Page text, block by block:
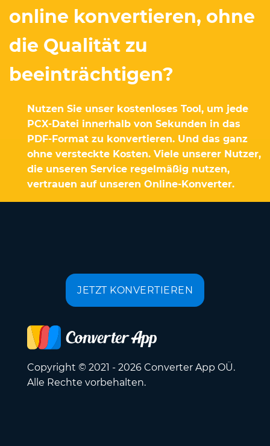
online konvertieren, ohne
die Qualität zu
beeinträchtigen?
Nutzen Sie unser kostenloses Tool, um jede
PCX-Datei innerhalb von Sekunden in das
PDF-Format zu konvertieren. Und das ganz
ohne versteckte Kosten. Viele unserer Nutzer,
die unseren Service regelmäßig nutzen,
vertrauen auf unseren Online-Konverter.
JETZT KONVERTIEREN
Copyright © 2021 - 2026 Converter App OÜ.
Alle Rechte vorbehalten.